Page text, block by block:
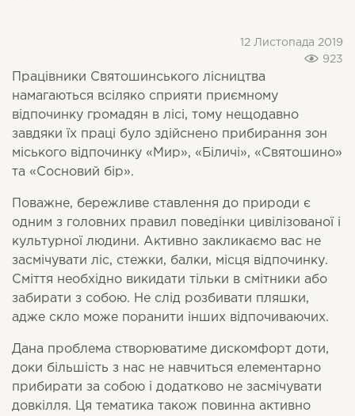
12 Листопада 2019
923
Працівники Святошинського лісництва
намагаються всіляко сприяти приємному
відпочинку громадян в лісі, тому нещодавно
завдяки їх праці було здійснено прибирання зон
міського відпочинку «Мир», «Біличі», «Святошино»
та «Сосновий бір».
Поважне, бережливе ставлення до природи є
одним з головних правил поведінки цивілізованої і
культурної людини. Активно закликаємо вас не
засмічувати ліс, стежки, балки, місця відпочинку.
Сміття необхідно викидати тільки в смітники або
забирати з собою. Не слід розбивати пляшки,
адже скло може поранити інших відпочиваючих.
Дана проблема створюватиме дискомфорт доти,
доки більшість з нас не навчиться елементарно
прибирати за собою і додатково не засмічувати
довкілля. Ця тематика також повинна активно